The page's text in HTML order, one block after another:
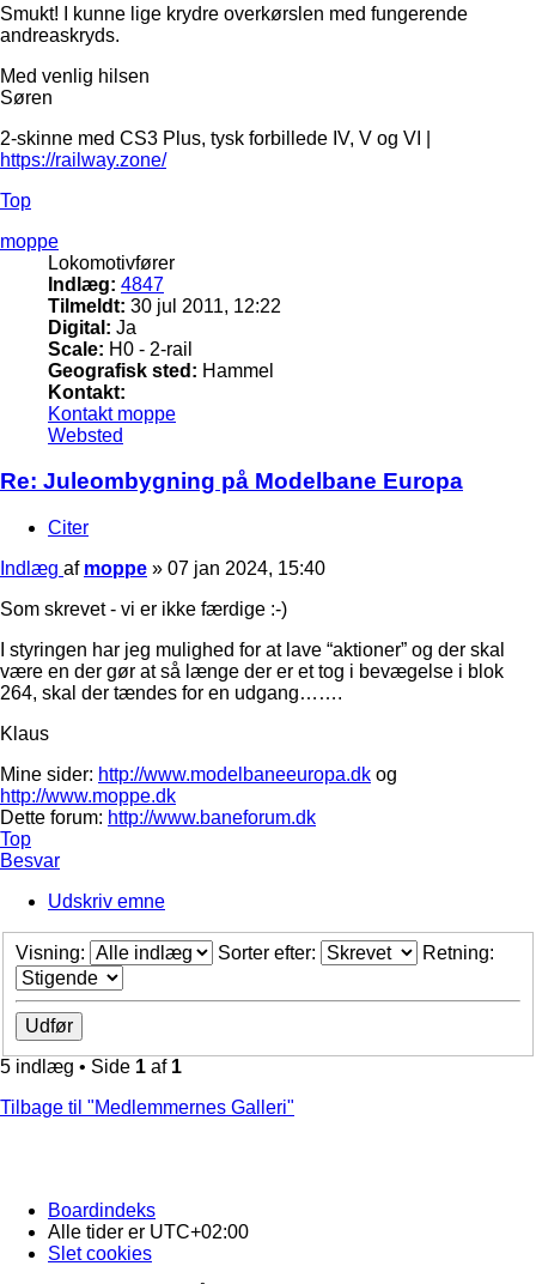
Smukt! I kunne lige krydre overkørslen med fungerende
andreaskryds.
Med venlig hilsen
Søren
2-skinne med CS3 Plus, tysk forbillede IV, V og VI |
https://railway.zone/
Top
moppe
Lokomotivfører
Indlæg: 4847
Tilmeldt: 30 jul 2011, 12:22
Digital: Ja
Scale: H0 - 2-rail
Geografisk sted: Hammel
Kontakt:
Kontakt moppe
Websted
Re: Juleombygning på Modelbane Europa
Citer
Indlæg af moppe » 07 jan 2024, 15:40
Som skrevet - vi er ikke færdige :-)
I styringen har jeg mulighed for at lave “aktioner” og der skal
være en der gør at så længe der er et tog i bevægelse i blok
264, skal der tændes for en udgang…….
Klaus
Mine sider: http://www.modelbaneeuropa.dk og
http://www.moppe.dk
Dette forum: http://www.baneforum.dk
Top
Besvar
Udskriv emne
Visning: Sorter efter: Retning:
5 indlæg • Side 1 af 1
Tilbage til "Medlemmernes Galleri"
Boardindeks
Alle tider er UTC+02:00
Slet cookies